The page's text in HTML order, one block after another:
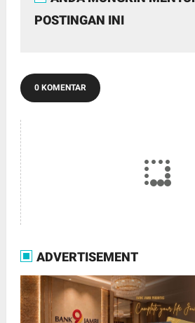
POSTINGAN INI
0 KOMENTAR
ADVERTISEMENT